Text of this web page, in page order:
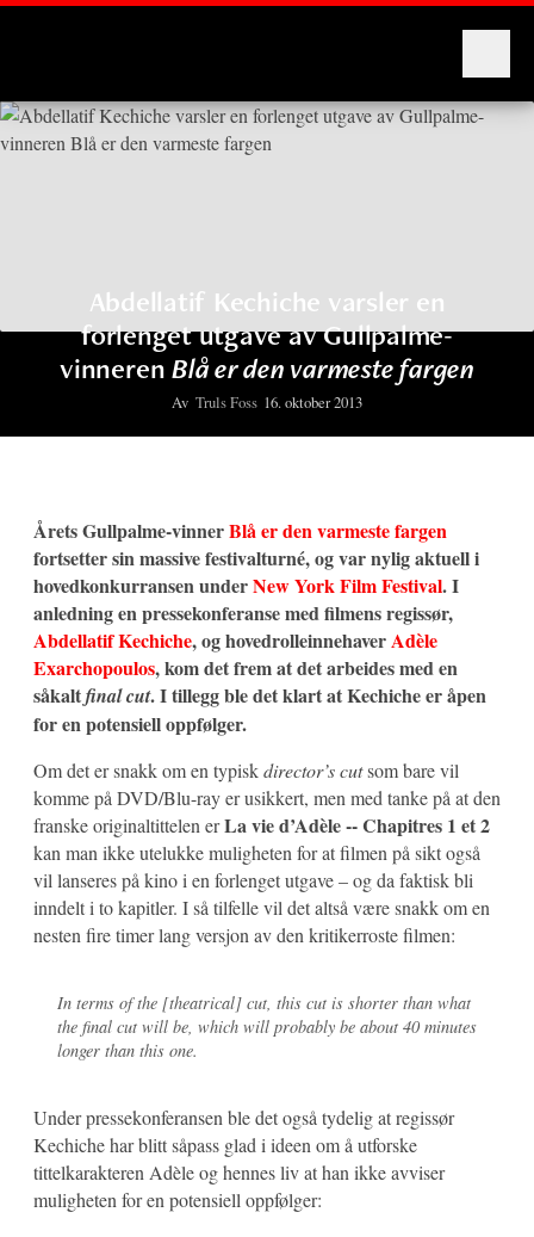
Abdellatif Kechiche varsler en
forlenget utgave av Gullpalme-
vinnerenBlå er den varmeste fargen
Av Truls Foss 16. oktober 2013
Årets Gullpalme-vinnerBlå er den varmeste fargen
fortsetter sin massive festivalturné, og var nylig aktuell i
hovedkonkurransen underNew York Film Festival. I
anledning en pressekonferanse med filmens regissør,
Abdellatif Kechiche, og hovedrolleinnehaverAdèle
Exarchopoulos, kom det frem at det arbeides med en
såkaltfinal cut. I tillegg ble det klart at Kechiche er åpen
for en potensiell oppfølger.
Om det er snakk om en typiskdirector’s cutsom bare vil
komme på DVD/Blu-ray er usikkert, men med tanke på at den
franske originaltittelen erLa vie d’Adèle -- Chapitres 1 et 2
kan man ikke utelukke muligheten for at filmen på sikt også
vil lanseres på kino i en forlenget utgave – og da faktisk bli
inndelt i to kapitler. I så tilfelle vil det altså være snakk om en
nesten fire timer lang versjon av den kritikerroste filmen:
In terms of the [theatrical] cut, this cut is shorter than what
the final cut will be, which will probably be about 40 minutes
longer than this one.
Under pressekonferansen ble det også tydelig at regissør
Kechiche har blitt såpass glad i ideen om å utforske
tittelkarakteren Adèle og hennes liv at han ikke avviser
muligheten for en potensiell oppfølger: